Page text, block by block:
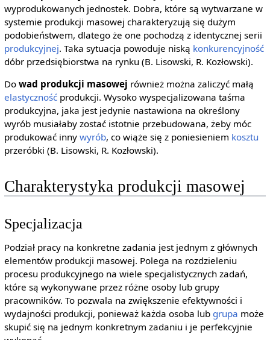
wyprodukowanych jednostek. Dobra, które są wytwarzane w
systemie produkcji masowej charakteryzują się dużym
podobieństwem, dlatego że one pochodzą z identycznej serii
produkcyjnej. Taka sytuacja powoduje niską konkurencyjność
dóbr przedsiębiorstwa na rynku (B. Lisowski, R. Kozłowski).
Do wad produkcji masowej również można zaliczyć małą
elastycznośćprodukcji. Wysoko wyspecjalizowana taśma
produkcyjna, jaka jest jedynie nastawiona na określony
wyrób musiałaby zostać istotnie przebudowana, żeby móc
produkować inny wyrób, co wiąże się z poniesieniem kosztu
przeróbki (B. Lisowski, R. Kozłowski).
Charakterystyka produkcji masowej
Specjalizacja
Podział pracy na konkretne zadania jest jednym z głównych
elementów produkcji masowej. Polega na rozdzieleniu
procesu produkcyjnego na wiele specjalistycznych zadań,
które są wykonywane przez różne osoby lub grupy
pracowników. To pozwala na zwiększenie efektywności i
wydajności produkcji, ponieważ każda osoba lub grupa może
skupić się na jednym konkretnym zadaniu i je perfekcyjnie